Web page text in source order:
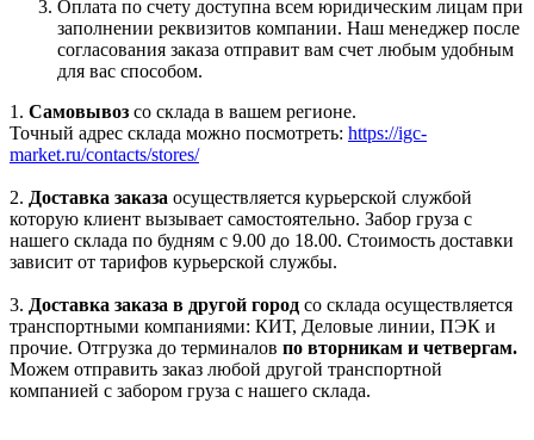
Оплата по счету доступна всем юридическим лицам при
заполнении реквизитов компании. Наш менеджер после
согласования заказа отправит вам счет любым удобным
для вас способом.
1. Самовывоз со склада в вашем регионе.
Точный адрес склада можно посмотреть: https://igc-
market.ru/contacts/stores/
2. Доставка заказа осуществляется курьерской службой
которую клиент вызывает самостоятельно. Забор груза с
нашего склада по будням с 9.00 до 18.00. Стоимость доставки
зависит от тарифов курьерской службы.
3. Доставка заказа в другой город со склада осуществляется
транспортными компаниями: КИТ, Деловые линии, ПЭК и
прочие. Отгрузка до терминалов по вторникам и четвергам.
Можем отправить заказ любой другой транспортной
компанией с забором груза с нашего склада.